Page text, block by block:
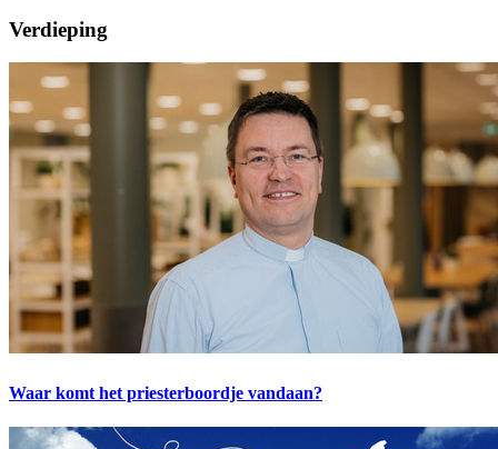
Verdieping
Waar komt het priesterboordje vandaan?